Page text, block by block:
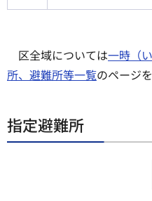
区全域については一時（
所、避難所等一覧のページ
指定避難所